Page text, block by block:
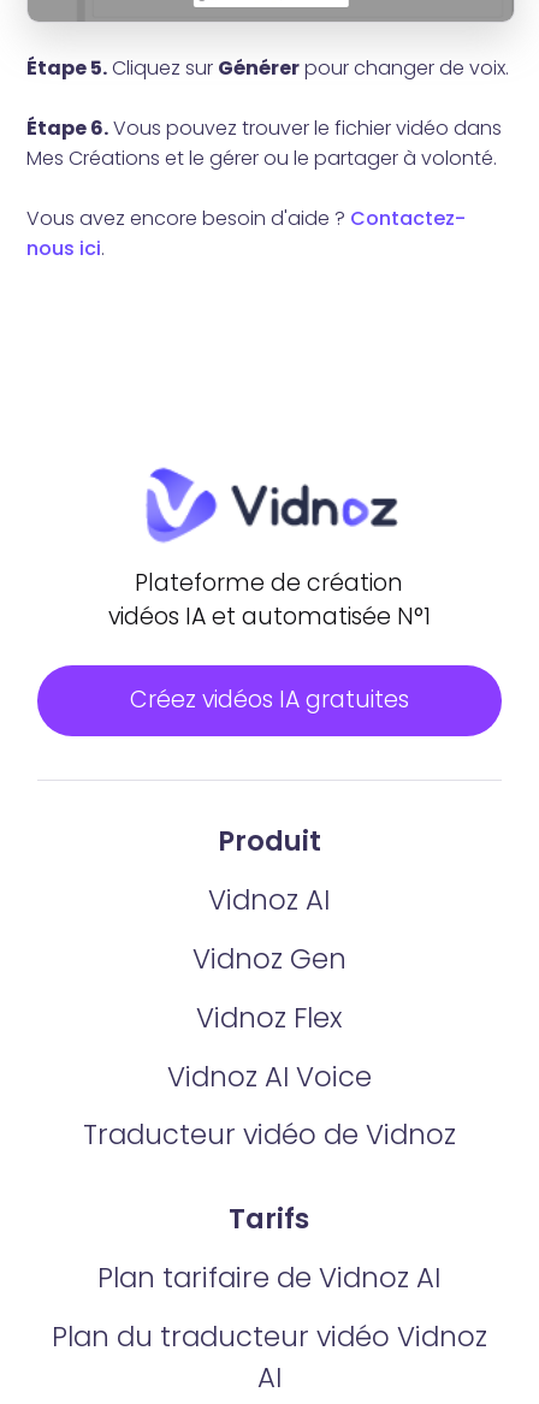
Étape 5.Cliquez sur Générerpour changer de voix.
Étape 6.Vous pouvez trouver le fichier vidéo dans
Mes Créations et le gérer ou le partager à volonté.
Vous avez encore besoin d'aide ? Contactez-
nous ici.
Plateforme de création
vidéos IA et automatisée N°1
Créez vidéos IA gratuites
Produit
Vidnoz AI
Vidnoz Gen
Vidnoz Flex
Vidnoz AI Voice
Traducteur vidéo de Vidnoz
Tarifs
Plan tarifaire de Vidnoz AI
Plan du traducteur vidéo Vidnoz
AI